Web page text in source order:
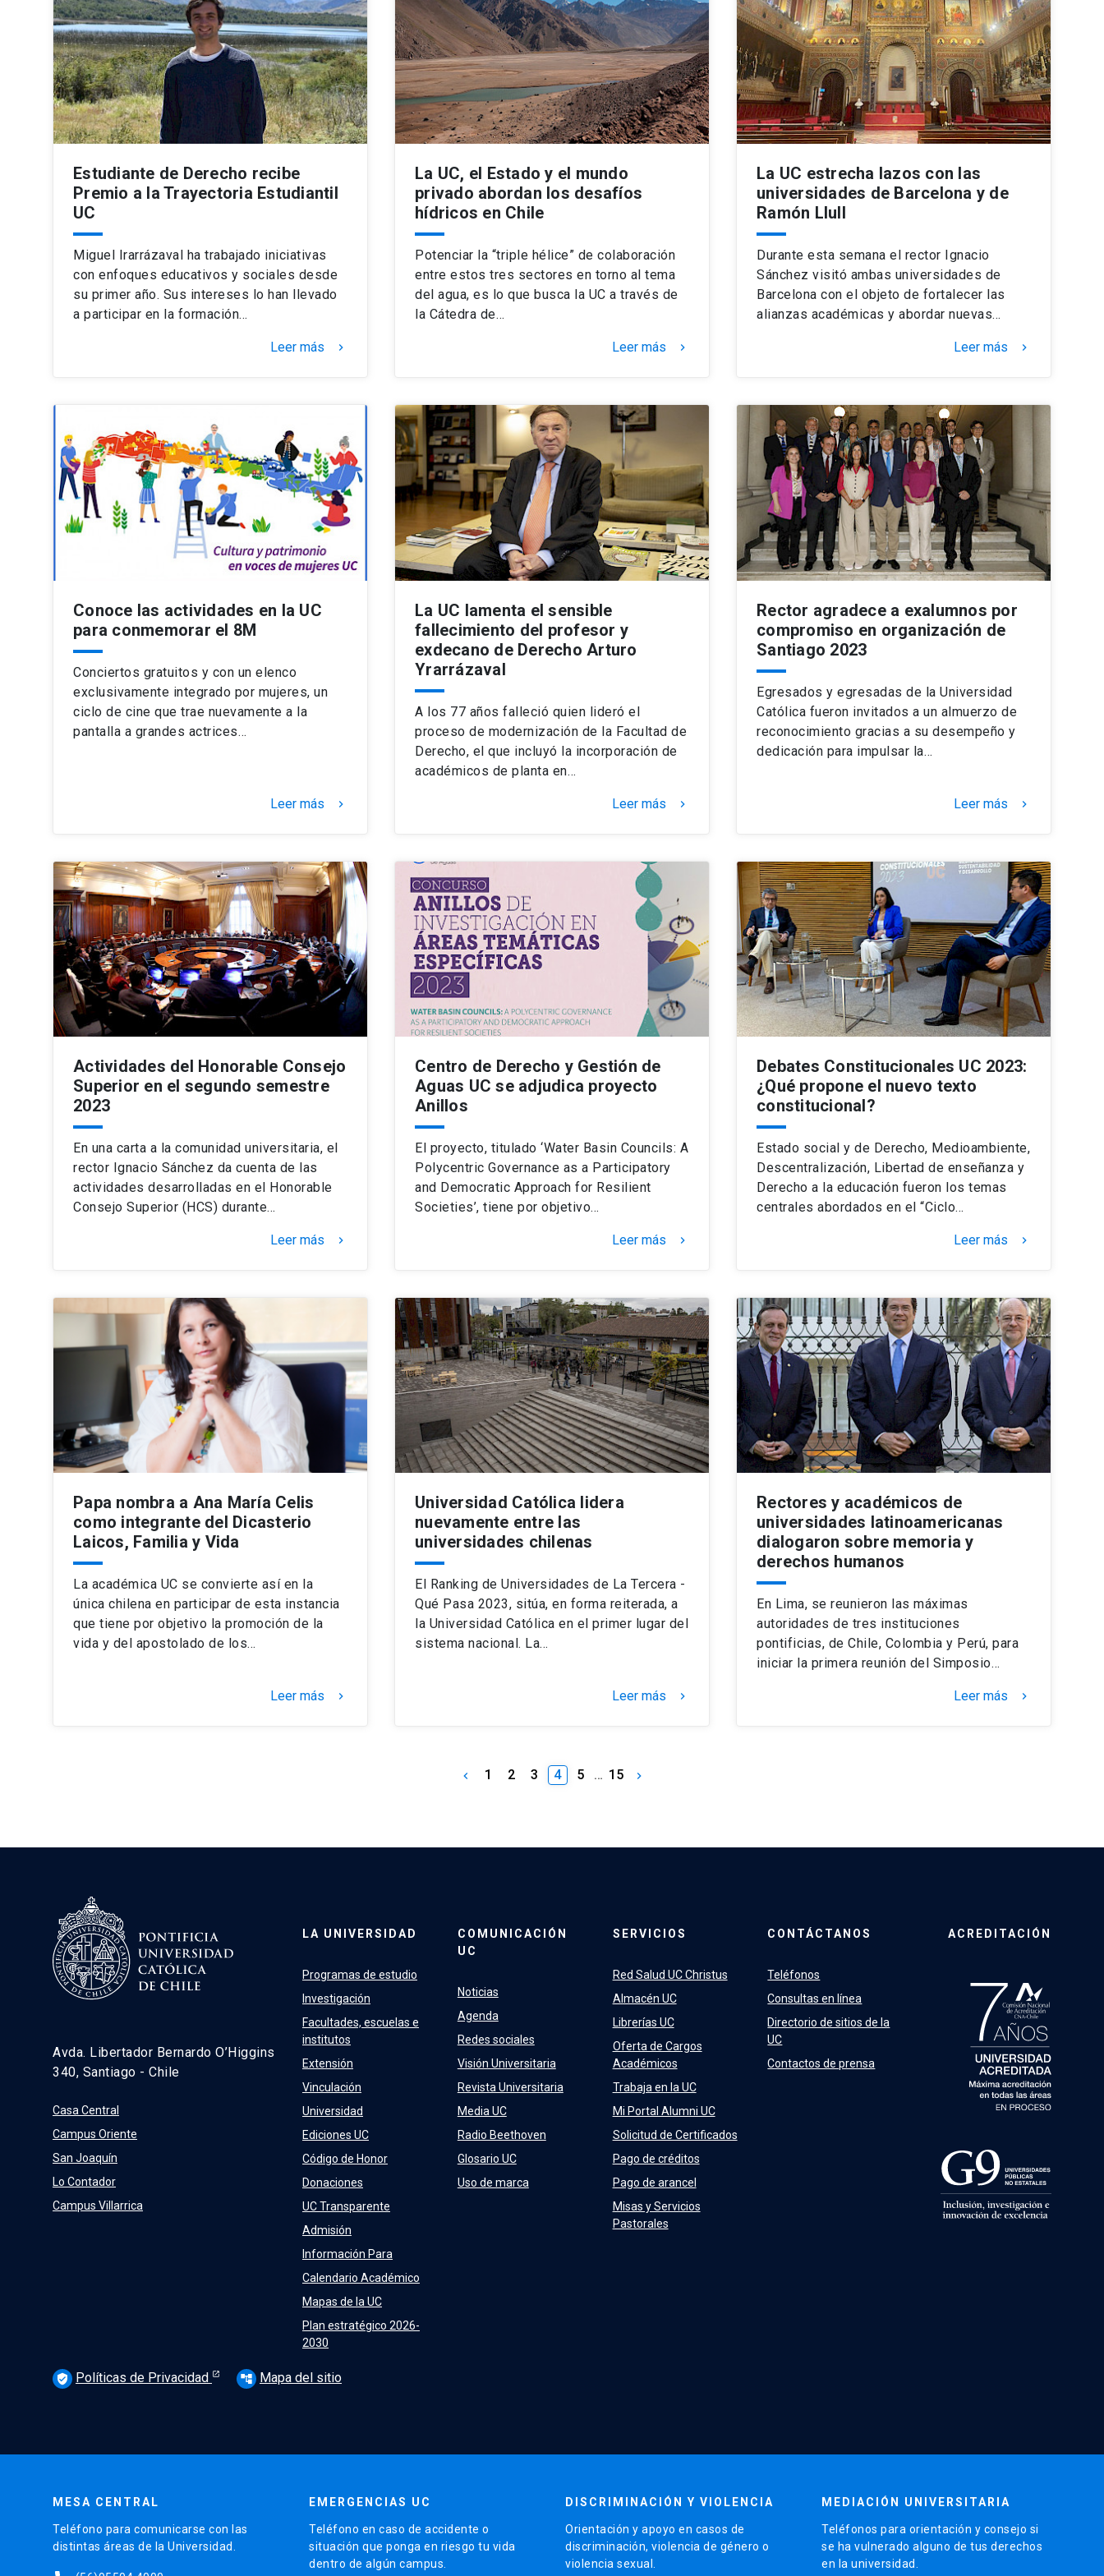
Estudiante de Derecho recibe
Premio a la Trayectoria Estudiantil
UC
Miguel Irarrázaval ha trabajado iniciativas
con enfoques educativos y sociales desde
su primer año. Sus intereses lo han llevado
a participar en la formación…
Leer más keyboard_arrow_right
La UC, el Estado y el mundo
privado abordan los desafíos
hídricos en Chile
Potenciar la “triple hélice” de colaboración
entre estos tres sectores en torno al tema
del agua, es lo que busca la UC a través de
la Cátedra de…
Leer más keyboard_arrow_right
La UC estrecha lazos con las
universidades de Barcelona y de
Ramón Llull
Durante esta semana el rector Ignacio
Sánchez visitó ambas universidades de
Barcelona con el objeto de fortalecer las
alianzas académicas y abordar nuevas…
Leer más keyboard_arrow_right
Conoce las actividades en la UC
para conmemorar el 8M
Conciertos gratuitos y con un elenco
exclusivamente integrado por mujeres, un
ciclo de cine que trae nuevamente a la
pantalla a grandes actrices…
Leer más keyboard_arrow_right
La UC lamenta el sensible
fallecimiento del profesor y
exdecano de Derecho Arturo
Yrarrázaval
A los 77 años falleció quien lideró el
proceso de modernización de la Facultad de
Derecho, el que incluyó la incorporación de
académicos de planta en…
Leer más keyboard_arrow_right
Rector agradece a exalumnos por
compromiso en organización de
Santiago 2023
Egresados y egresadas de la Universidad
Católica fueron invitados a un almuerzo de
reconocimiento gracias a su desempeño y
dedicación para impulsar la…
Leer más keyboard_arrow_right
Actividades del Honorable Consejo
Superior en el segundo semestre
2023
En una carta a la comunidad universitaria, el
rector Ignacio Sánchez da cuenta de las
actividades desarrolladas en el Honorable
Consejo Superior (HCS) durante…
Leer más keyboard_arrow_right
Centro de Derecho y Gestión de
Aguas UC se adjudica proyecto
Anillos
El proyecto, titulado ‘Water Basin Councils: A
Polycentric Governance as a Participatory
and Democratic Approach for Resilient
Societies’, tiene por objetivo…
Leer más keyboard_arrow_right
Debates Constitucionales UC 2023:
¿Qué propone el nuevo texto
constitucional?
Estado social y de Derecho, Medioambiente,
Descentralización, Libertad de enseñanza y
Derecho a la educación fueron los temas
centrales abordados en el “Ciclo…
Leer más keyboard_arrow_right
Papa nombra a Ana María Celis
como integrante del Dicasterio
Laicos, Familia y Vida
La académica UC se convierte así en la
única chilena en participar de esta instancia
que tiene por objetivo la promoción de la
vida y del apostolado de los…
Leer más keyboard_arrow_right
Universidad Católica lidera
nuevamente entre las
universidades chilenas
El Ranking de Universidades de La Tercera -
Qué Pasa 2023, sitúa, en forma reiterada, a
la Universidad Católica en el primer lugar del
sistema nacional. La…
Leer más keyboard_arrow_right
Rectores y académicos de
universidades latinoamericanas
dialogaron sobre memoria y
derechos humanos
En Lima, se reunieron las máximas
autoridades de tres instituciones
pontificias, de Chile, Colombia y Perú, para
iniciar la primera reunión del Simposio…
Leer más keyboard_arrow_right
keyboard_arrow_left 1 2 3 4 5 … 15 keyboard_arrow_right
Avda. Libertador Bernardo O’Higgins
340, Santiago - Chile
Casa Central
Campus Oriente
San Joaquín
Lo Contador
Campus Villarrica
LA UNIVERSIDAD
Programas de estudio
Investigación
Facultades, escuelas e
institutos
Extensión
Vinculación
Universidad
Ediciones UC
Código de Honor
Donaciones
UC Transparente
Admisión
Información Para
Calendario Académico
Mapas de la UC
Plan estratégico 2026-
2030
COMUNICACIÓN
UC
Noticias
Agenda
Redes sociales
Visión Universitaria
Revista Universitaria
Media UC
Radio Beethoven
Glosario UC
Uso de marca
SERVICIOS
Red Salud UC Christus
Almacén UC
Librerías UC
Oferta de Cargos
Académicos
Trabaja en la UC
Mi Portal Alumni UC
Solicitud de Certificados
Pago de créditos
Pago de arancel
Misas y Servicios
Pastorales
CONTÁCTANOS
Teléfonos
Consultas en línea
Directorio de sitios de la
UC
Contactos de prensa
ACREDITACIÓN
verified_user Políticas de Privacidad account_tree Mapa del sitio
MESA CENTRAL
Teléfono para comunicarse con las
distintas áreas de la Universidad.
EMERGENCIAS UC
Teléfono en caso de accidente o
situación que ponga en riesgo tu vida
dentro de algún campus.
DISCRIMINACIÓN Y VIOLENCIA
Orientación y apoyo en casos de
discriminación, violencia de género o
violencia sexual.
MEDIACIÓN UNIVERSITARIA
Teléfonos para orientación y consejo si
se ha vulnerado alguno de tus derechos
en la universidad.